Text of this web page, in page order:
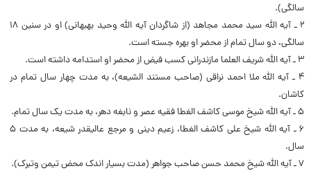
سالگی).
۲ ـ آیه الله سید محمد مجاهد (از شاگردان آیه الله وحید بهبهانی) او در سنین ۱۸
سالگی، دو سال تمام از محضر او بهره جسته است.
۳ ـ آیه الله شریف العلما مازندرانی کسب فیض از محضر او استدامه داشته است.
۴ ـ آیه الله ملا احمد نراقی (صاحب مستند الشیعه)، به مدت چهار سال تمام در
کاشان.
۵ ـ آیه الله شیخ موسی کاشف الغطا فقیه عصر و نابغه دهر، به مدت یک سال تمام.
۶ ـ آیه الله شیخ علی کاشف الغطا، زعیم دینی و مرجع عالیقدر شیعه، به مدت ۵
سال.
۷ ـ آیه الله شیخ محمد حسن صاحب جواهر (مدت بسیار اندک محض تیمن وتبرک).